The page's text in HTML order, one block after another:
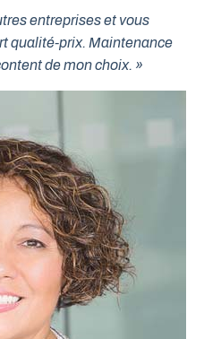
entreprises et vous
qualité-prix. Maintenance
de mon choix. »